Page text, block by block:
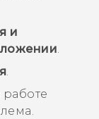
и
.
.